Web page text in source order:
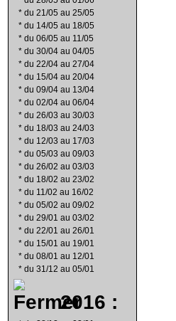
* du 21/05 au 25/05
* du 14/05 au 18/05
* du 06/05 au 11/05
* du 30/04 au 04/05
* du 22/04 au 27/04
* du 15/04 au 20/04
* du 09/04 au 13/04
* du 02/04 au 06/04
* du 26/03 au 30/03
* du 18/03 au 24/03
* du 12/03 au 17/03
* du 05/03 au 09/03
* du 26/02 au 03/03
* du 18/02 au 23/02
* du 11/02 au 16/02
* du 05/02 au 09/02
* du 29/01 au 03/02
* du 22/01 au 26/01
* du 15/01 au 19/01
* du 08/01 au 12/01
* du 31/12 au 05/01
2016 :